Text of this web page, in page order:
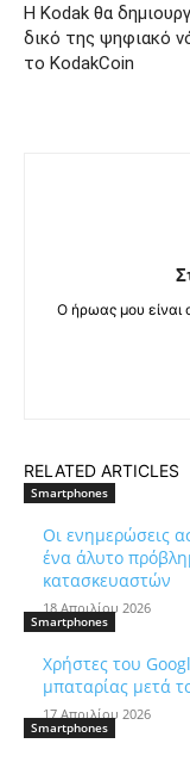
Η Kodak θα
δικό της ψηφιακό
το KodakCoin
Ο ήρωας μου είναι
RELATED ARTICLES
Smartphones
Οι ενημερώσεις
ένα άλυτο
κατασκευαστών
18 Απριλίου 2026
Smartphones
Χρήστες του
μπαταρίας μετά
17 Απριλίου 2026
Smartphones